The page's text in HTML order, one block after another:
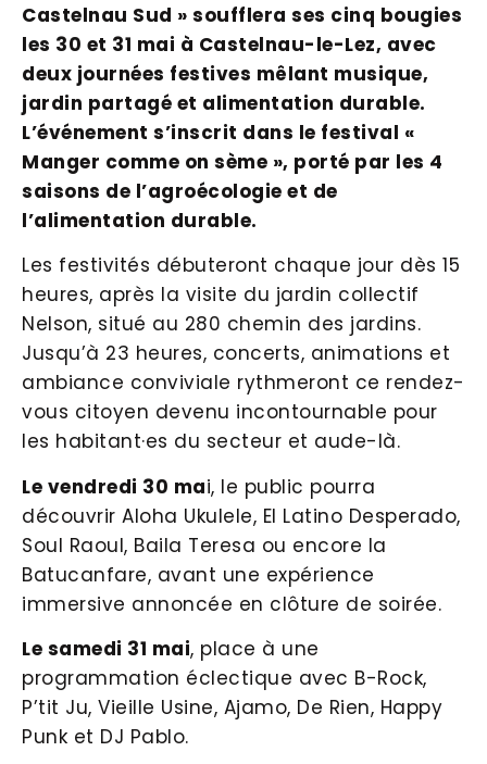
Castelnau Sud » soufflera ses cinq bougies
les 30 et 31 mai à Castelnau-le-Lez, avec
deux journées festives mêlant musique,
jardin partagé et alimentation durable.
L’événement s’inscrit dans le festival «
Manger comme on sème », porté par les 4
saisons de l’agroécologie et de
l’alimentation durable.
Les festivités débuteront chaque jour dès 15
heures, après la visite du jardin collectif
Nelson, situé au 280 chemin des jardins.
Jusqu’à 23 heures, concerts, animations et
ambiance conviviale rythmeront ce rendez-
vous citoyen devenu incontournable pour
les habitant·es du secteur et aude-là.
Le vendredi 30 mai, le public pourra
découvrir Aloha Ukulele, El Latino Desperado,
Soul Raoul, Baila Teresa ou encore la
Batucanfare, avant une expérience
immersive annoncée en clôture de soirée.
Le samedi 31 mai, place à une
programmation éclectique avec B-Rock,
P’tit Ju, Vieille Usine, Ajamo, De Rien, Happy
Punk et DJ Pablo.